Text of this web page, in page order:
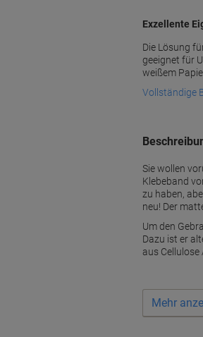
Exzellente
Die Lösung
geeignet für
weißem
Vollständige
Sie wollen
Klebeband
zu haben,
neu! Der
Um den
Dazu ist er
aus
Wird oft
Mehr